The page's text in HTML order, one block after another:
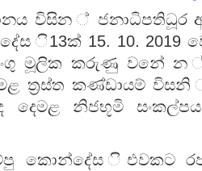
විසින ් ජනාධිපතිධූර
ි13ක් 15. 10. 2019
මූලික කරුණු වනේ න
ත‍්‍රස්ත කණ්ඩායම් විසනි
දෙමළ නිජභූමි
කොන්දේස ිඑවකට